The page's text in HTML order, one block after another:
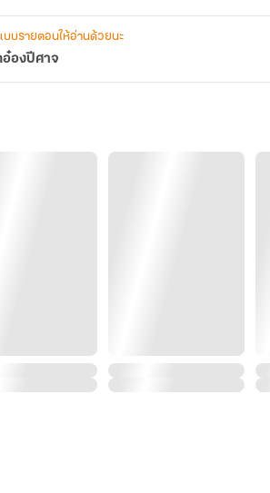
บบรายตอนให้อ่านด้วยนะ
อ๋องปีศาจ